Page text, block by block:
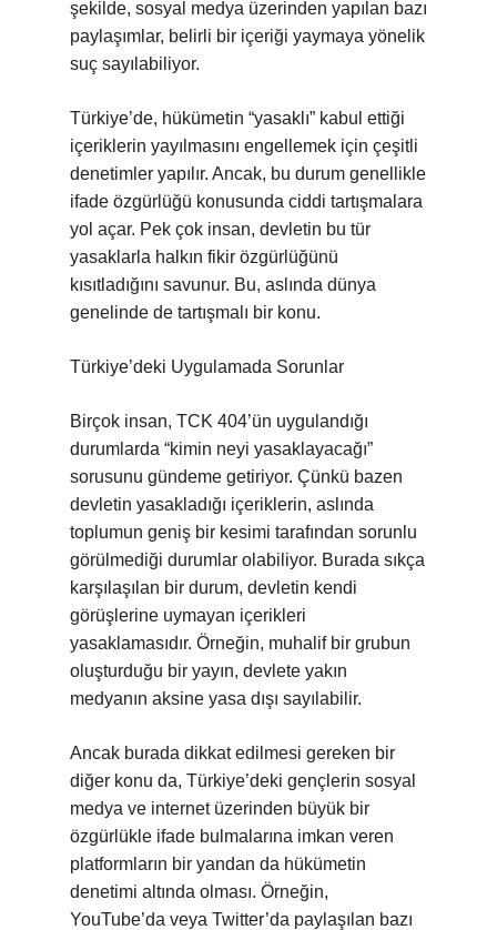
şekilde, sosyal medya üzerinden yapılan bazı
paylaşımlar, belirli bir içeriği yaymaya yönelik
suç sayılabiliyor.
Türkiye’de, hükümetin “yasaklı” kabul ettiği
içeriklerin yayılmasını engellemek için çeşitli
denetimler yapılır. Ancak, bu durum genellikle
ifade özgürlüğü konusunda ciddi tartışmalara
yol açar. Pek çok insan, devletin bu tür
yasaklarla halkın fikir özgürlüğünü
kısıtladığını savunur. Bu, aslında dünya
genelinde de tartışmalı bir konu.
Türkiye’deki Uygulamada Sorunlar
Birçok insan, TCK 404’ün uygulandığı
durumlarda “kimin neyi yasaklayacağı”
sorusunu gündeme getiriyor. Çünkü bazen
devletin yasakladığı içeriklerin, aslında
toplumun geniş bir kesimi tarafından sorunlu
görülmediği durumlar olabiliyor. Burada sıkça
karşılaşılan bir durum, devletin kendi
görüşlerine uymayan içerikleri
yasaklamasıdır. Örneğin, muhalif bir grubun
oluşturduğu bir yayın, devlete yakın
medyanın aksine yasa dışı sayılabilir.
Ancak burada dikkat edilmesi gereken bir
diğer konu da, Türkiye’deki gençlerin sosyal
medya ve internet üzerinden büyük bir
özgürlükle ifade bulmalarına imkan veren
platformların bir yandan da hükümetin
denetimi altında olması. Örneğin,
YouTube’da veya Twitter’da paylaşılan bazı